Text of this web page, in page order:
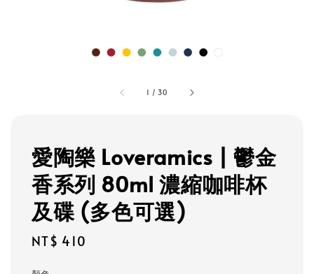
1 /30
愛陶樂 Loveramics | 鬱金
香系列 80ml 濃縮咖啡杯
及碟 (多色可選)
Regular
NT$ 410